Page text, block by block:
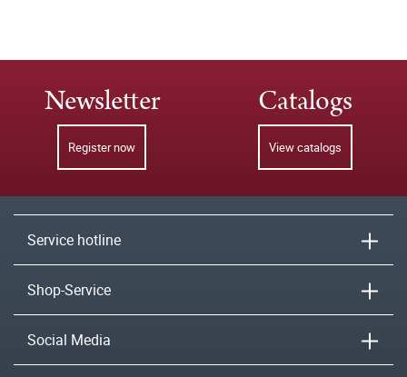
Newsletter
Register now
Catalogs
View catalogs
Service hotline
Shop-Service
Social Media